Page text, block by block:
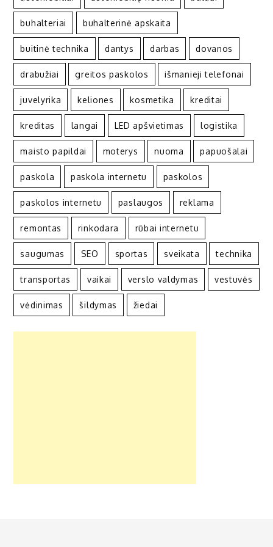
buhalteriai buhalterinė apskaita
buitinė technika dantys darbas dovanos
drabužiai greitos paskolos išmanieji telefonai
juvelyrika keliones kosmetika kreditai
kreditas langai LED apšvietimas logistika
maisto papildai moterys nuoma papuošalai
paskola paskola internetu paskolos
paskolos internetu paslaugos reklama
remontas rinkodara rūbai internetu
saugumas SEO sportas sveikata technika
transportas vaikai verslo valdymas vestuvės
vėdinimas šildymas žiedai